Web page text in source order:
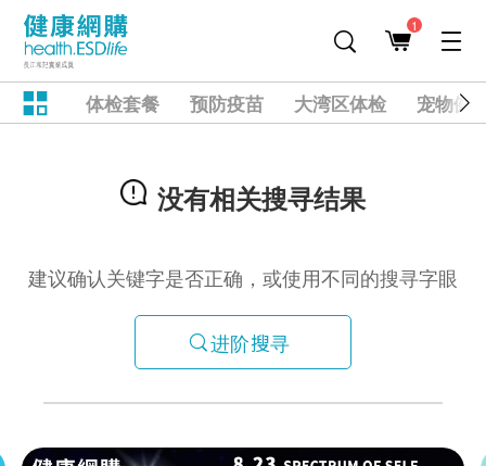
1
体检套餐 预防疫苗 大湾区体检 宠物健
没有相关搜寻结果
建议确认关键字是否正确，或使用不同的搜寻字眼
进阶搜寻